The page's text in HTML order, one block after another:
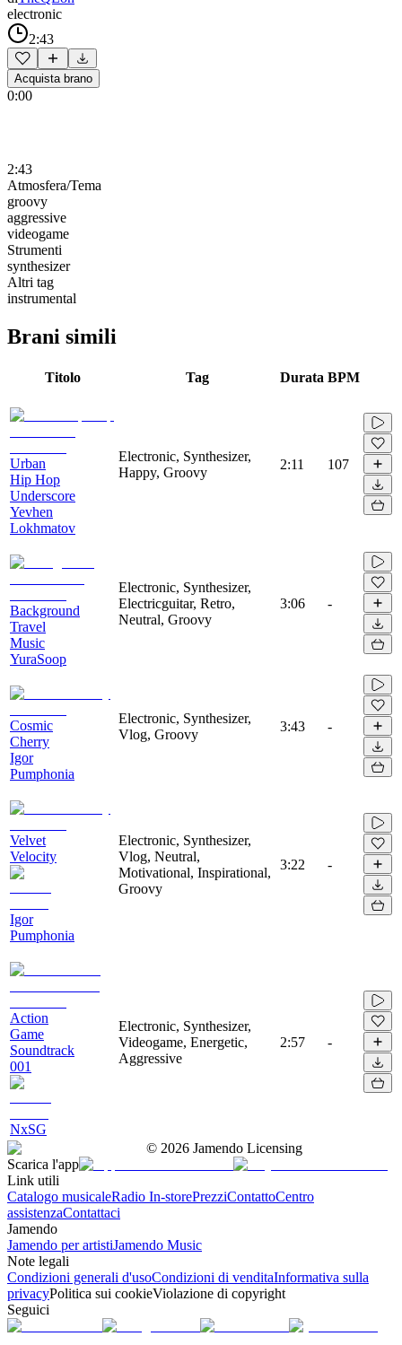
electronic
2:43
Acquista brano
0:00
2:43
Atmosfera/Tema
groovy
aggressive
videogame
Strumenti
synthesizer
Altri tag
instrumental
Brani simili
Titolo Tag Durata BPM
Urban
Hip Hop
Underscore
Yevhen
Lokhmatov
Electronic, Synthesizer,
Happy, Groovy
2:11 107
Background
Travel
Music
YuraSoop
Electronic, Synthesizer,
Electricguitar, Retro,
Neutral, Groovy
3:06 -
Cosmic
Cherry
Igor
Pumphonia
Electronic, Synthesizer,
Vlog, Groovy
3:43 -
Velvet
Velocity
Igor
Pumphonia
Electronic, Synthesizer,
Vlog, Neutral,
Motivational, Inspirational,
Groovy
3:22 -
Action
Game
Soundtrack
001
NxSG
Electronic, Synthesizer,
Videogame, Energetic,
Aggressive
2:57 -
© 2026 Jamendo Licensing
Scarica l'app
Link utili
Catalogo musicaleRadio In-storePrezziContattoCentro
assistenzaContattaci
Jamendo
Jamendo per artistiJamendo Music
Note legali
Condizioni generali d'usoCondizioni di venditaInformativa sulla
privacyPolitica sui cookieViolazione di copyright
Seguici